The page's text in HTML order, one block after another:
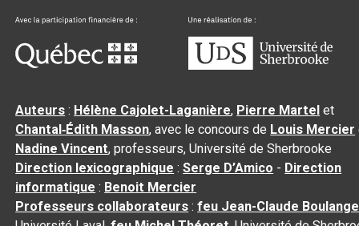
Auteurs : Hélène Cajolet-Laganière, Pierre Martel et
Chantal‑Édith Masson, avec le concours de Louis Mercier
Nadine Vincent, professeurs, Université de Sherbrooke
Direction lexicographique :Serge D’Amico - Direction
informatique : Benoit Mercier
Professeurs collaborateurs :feu Jean-Claude